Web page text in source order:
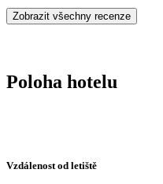
Zobrazit všechny recenze
Poloha hotelu
Vzdálenost od letiště